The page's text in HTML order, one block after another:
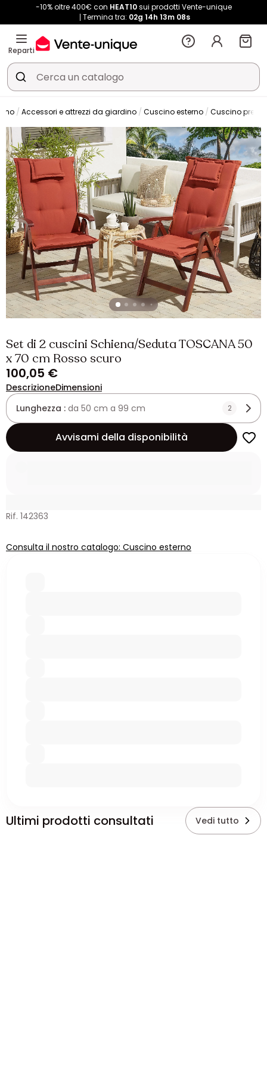
-10% oltre 400€ con HEAT10sui prodotti Vente-unique
Termina tra: 02g 14h 13m 07s
Reparti
Accessori e attrezzi da giardino Cuscino esterno Cuscino
Set di 2 cuscini Schiena/Seduta TOSCANA 50
x 70 cm Rosso scuro
100,05 €
DescrizioneDimensioni
Lunghezza : da 50 cm a 99 cm 2
Avvisami della disponibilità
Rif. 142363
Consulta il nostro catalogo: Cuscino esterno
Ultimi prodotti consultati Vedi tutto